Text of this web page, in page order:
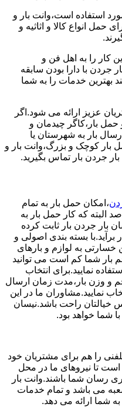
استفاده است،وانت بار و
حمل انواع کالا و اثاثیه و
کار را به اهل فن و
جردن با دارا بودن سابقه
بهترین خدمات را به شما
عزیز ارائه می شود.اگر
حمل بار،کاگر چیدمان و
بار به شهرستان یا
بار کوچک و بزرگ،وانت بار و
جردن بار تماس بگیرید.
،امکان حمل بار به تمام
البته که کار حمل بار به
بار جردن بار ثابت کرده
بسته بندی اصولی و
به لوازم و بارهای
بار شما کم است می توانید
نمایید.برای انتخاب
و وزن بار،مدت زمان ارسال
نمایید.مشاوران ما در این
خیالتان راحت باشد.نیسان
با شما خواهد بود.
را هم برای مشتریان خود
تا نیروهای ما در محل
رسان شما باشند.وانت بار
می باشد و تمام خدمات
به شما ارائه می دهد.